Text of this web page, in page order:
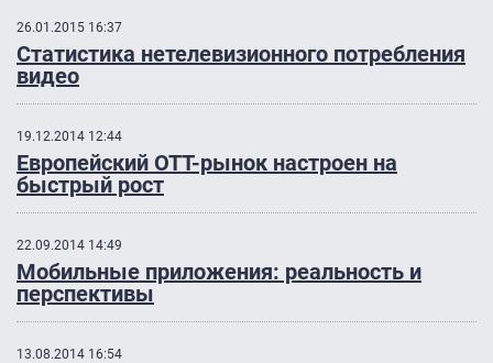
26.01.2015 16:37
Статистика нетелевизионного потребления
видео
19.12.2014 12:44
Европейский ОТТ-рынок настроен на
быстрый рост
22.09.2014 14:49
Мобильные приложения: реальность и
перспективы
13.08.2014 16:54